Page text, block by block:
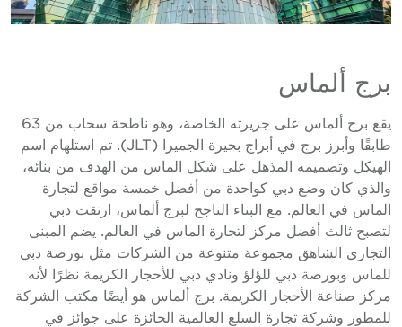
برج ألماس
يقع برج ألماس على جزيرته الخاصة، وهو ناطحة سحاب من 63
طابقًا وأبرز برج في أبراج بحيرة الجميرا (JLT). تم استلهام اسم
الهيكل وتصميمه المذهل على شكل الماس من الهدف من بنائه،
والذي كان وضع دبي كواحدة من أفضل خمسة مواقع لتجارة
الماس في العالم. مع البناء الناجح لبرج ألماس، ارتقت دبي
لتصبح ثالث أفضل مركز لتجارة الماس في العالم. يضم المبنى
التجاري الشاهق مجموعة متنوعة من الشركات مثل بورصة دبي
للماس وبورصة دبي للؤلؤ ونادي دبي للأحجار الكريمة نظرًا لأنه
مركز صناعة الأحجار الكريمة. برج ألماس هو أيضًا مكتب الشركة
للمطور وشركة تجارة السلع العالمية الحائزة على جوائز في